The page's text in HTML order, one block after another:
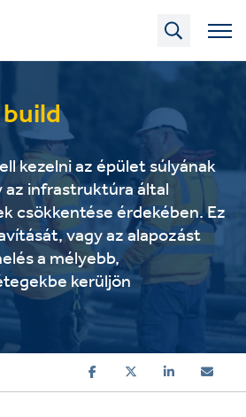
kezelni az épület súlyának
infrastruktúra által
csökkentése érdekében. Ez
vagy az alapozást
a mélyebb,
kerüljön